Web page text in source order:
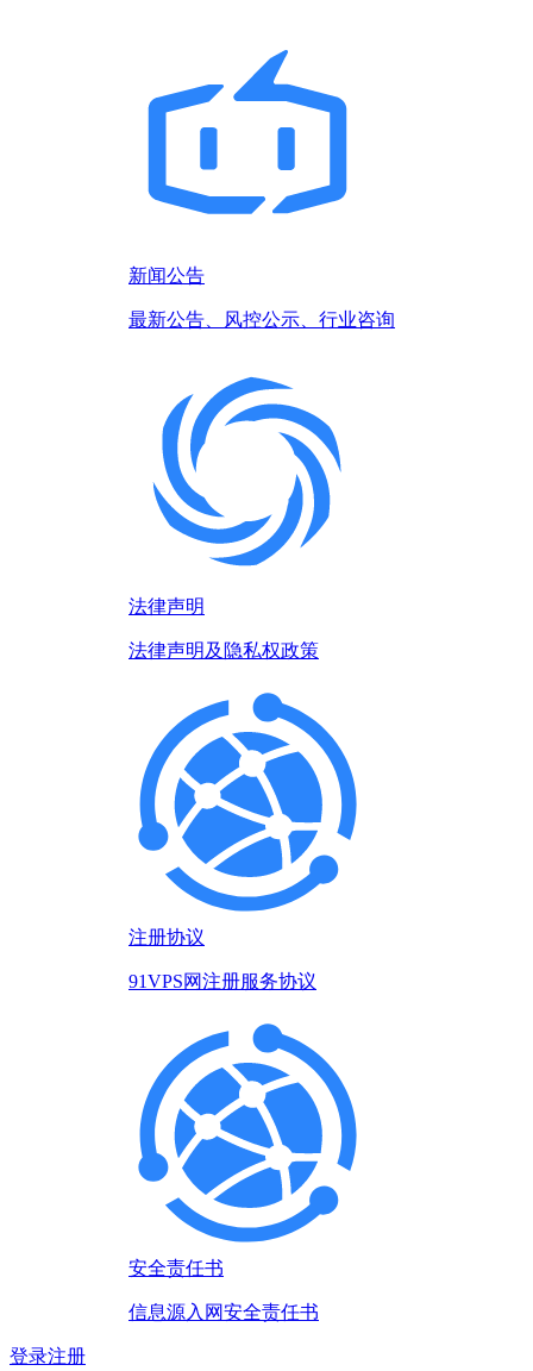
新闻公告
最新公告、风控公示、行业咨询
法律声明
法律声明及隐私权政策
注册协议
91VPS网注册服务协议
安全责任书
信息源入网安全责任书
登录注册